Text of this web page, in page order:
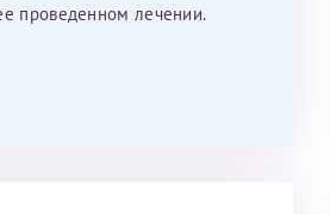
проведенном лечении.